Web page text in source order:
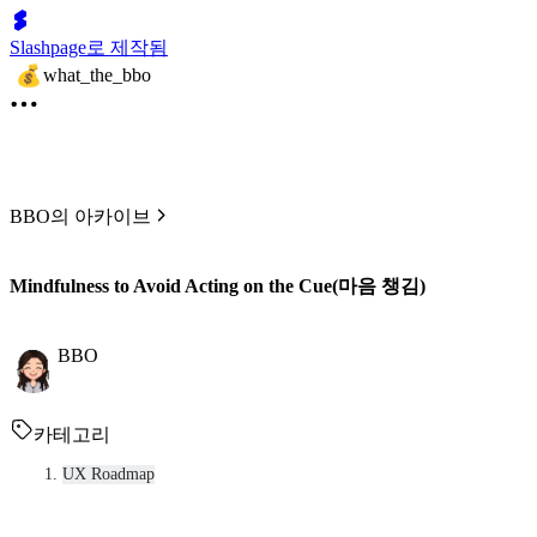
Slashpage로 제작됨
what_the_bbo
BBO의 아카이브
Mindfulness to Avoid Acting on the Cue(마음 챙김)
BBO
카테고리
UX Roadmap